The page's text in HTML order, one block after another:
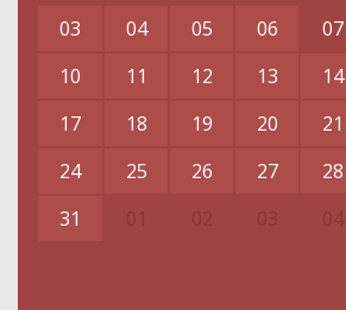
03
04 05 06 07
10
11 12 13 14
17
18 19 20 21
24
25 26 27 28
31